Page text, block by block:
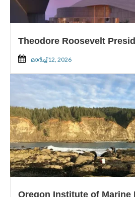
Theodore Roosevelt
മാർച്ച്‌ 12, 2026
Oregon Institute of Marine